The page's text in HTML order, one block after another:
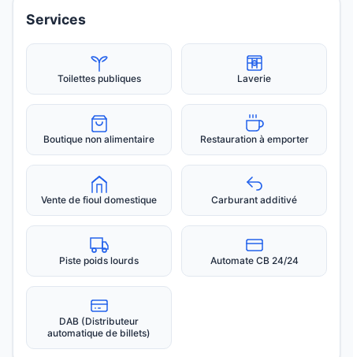
Services
Toilettes publiques Laverie
Boutique non alimentaire Restauration à emporter
Vente de fioul domestique Carburant additivé
Piste poids lourds Automate CB 24/24
DAB (Distributeur
automatique de billets)